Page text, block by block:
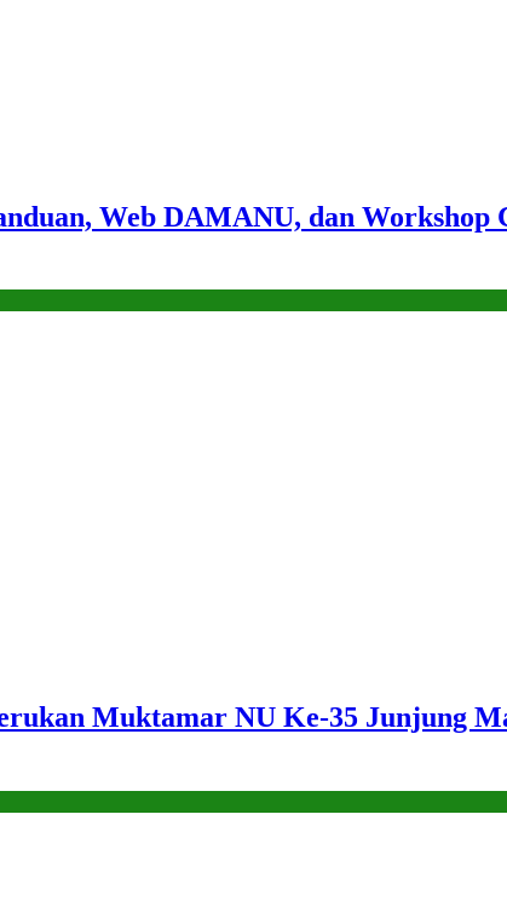
Web DAMANU, dan
Muktamar NU Ke-35 Junjung